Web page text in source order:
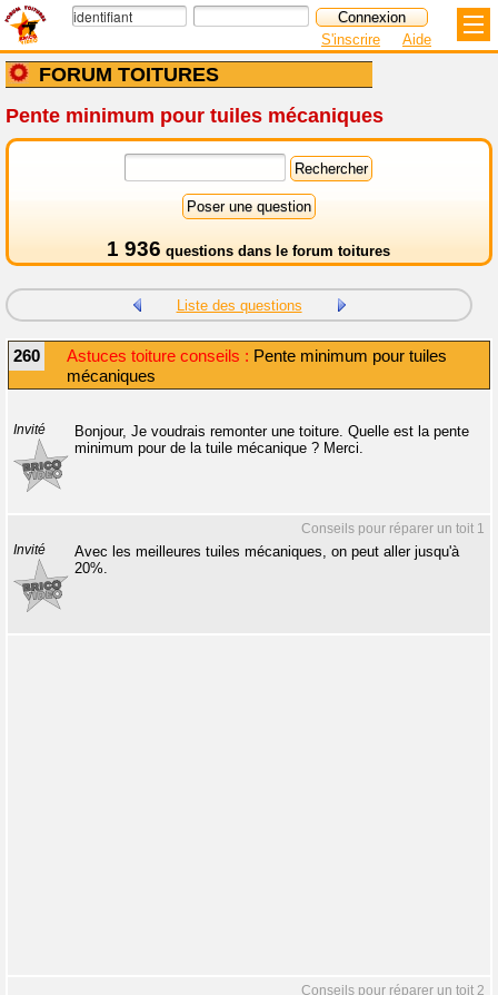
FORUM TOITURES
S'inscrire Aide
Pente minimum pour tuiles mécaniques
1 936 questions dans le forum toitures
Liste des questions
260 Astuces toiture conseils : Pente minimum pour tuiles
mécaniques
Invité
Bonjour, Je voudrais remonter une toiture. Quelle est la pente
minimum pour de la tuile mécanique ? Merci.
Conseils pour réparer un toit 1
Invité
Avec les meilleures tuiles mécaniques, on peut aller jusqu'à
20%.
Conseils pour réparer un toit 2